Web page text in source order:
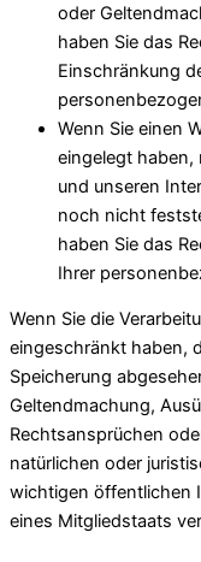
oder
haben Sie das
Einschränkung
Wenn Sie einen
eingelegt haben,
und unseren
noch nicht
haben Sie das
Ihrer
Wenn Sie die
eingeschränkt haben,
Speicherung
Geltendmachung,
Rechtsansprüchen
natürlichen oder
wichtigen öffentlichen
eines Mitgliedstaats